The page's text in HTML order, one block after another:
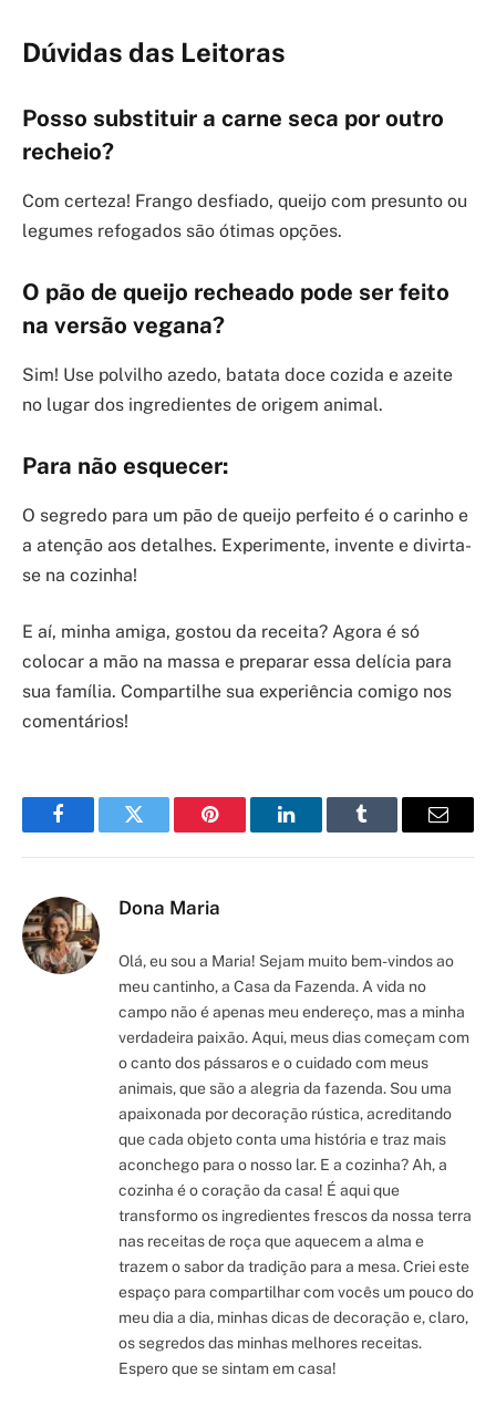
Dúvidas das Leitoras
Posso substituir a carne seca por outro
recheio?
Com certeza! Frango desfiado, queijo com presunto ou
legumes refogados são ótimas opções.
O pão de queijo recheado pode ser feito
na versão vegana?
Sim! Use polvilho azedo, batata doce cozida e azeite
no lugar dos ingredientes de origem animal.
Para não esquecer:
O segredo para um pão de queijo perfeito é o carinho e
a atenção aos detalhes. Experimente, invente e divirta-
se na cozinha!
E aí, minha amiga, gostou da receita? Agora é só
colocar a mão na massa e preparar essa delícia para
sua família. Compartilhe sua experiência comigo nos
comentários!
FacebookTwitter Pinterest LinkedInTumblr Email
Dona Maria
Olá, eu sou a Maria! Sejam muito bem-vindos ao
meu cantinho, a Casa da Fazenda. A vida no
campo não é apenas meu endereço, mas a minha
verdadeira paixão. Aqui, meus dias começam com
o canto dos pássaros e o cuidado com meus
animais, que são a alegria da fazenda. Sou uma
apaixonada por decoração rústica, acreditando
que cada objeto conta uma história e traz mais
aconchego para o nosso lar. E a cozinha? Ah, a
cozinha é o coração da casa! É aqui que
transformo os ingredientes frescos da nossa terra
nas receitas de roça que aquecem a alma e
trazem o sabor da tradição para a mesa. Criei este
espaço para compartilhar com vocês um pouco do
meu dia a dia, minhas dicas de decoração e, claro,
os segredos das minhas melhores receitas.
Espero que se sintam em casa!